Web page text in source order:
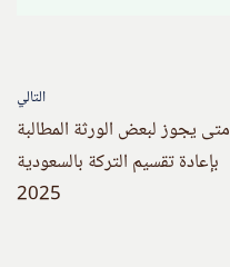
التالي
متى يجوز لبعض الورثة المطالبة
بإعادة تقسيم التركة بالسعودية
2025